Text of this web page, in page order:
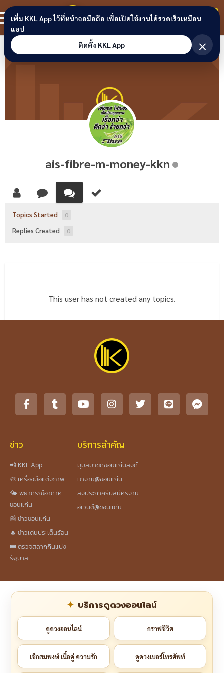
Skip to content
ขอนแก่นลิงก์ สมาชิก
ais-fibre-m-money-kkn
Topics Started 0
Replies Created 0
This user has not created any topics.
ข่าว
📲 KKL App
🎨 เครื่องมือแต่งภาพ
🌤️ พยากรณ์อากาศ
ขอนแก่น
📰 ข่าวขอนแก่น
🔥 ข่าวเด่นประเด็นร้อน
🎟️ ตรวจสลากกินแบ่ง
รัฐบาล
บริการสำคัญ
มุมสมาชิกขอนแก่นลิงก์
หางาน@ขอนแก่น
ลงประกาศรับสมัครงาน
อีเวนต์@ขอนแก่น
บริการดูดวงออนไลน์
ดูดวงออนไลน์ กราฟชีวิต
เช็กสมพงษ์ เนื้อคู่ ความรัก ดูดวงเบอร์โทรศัพท์
เพิ่ม KKL App ไว้ที่หน้าจอมือถือ เพื่อเปิดใช้งานได้รวดเร็วเหมือน
แอป
ติดตั้ง KKL App
×